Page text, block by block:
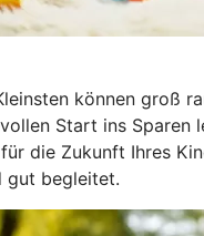
können groß
Start ins Sparen
die Zukunft Ihres
gut begleitet.